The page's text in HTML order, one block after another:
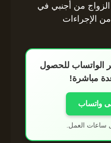
من أجنبي في
من الإجراءات
الواتساب للحصول
مباشرة!
واتساب
ساعات العمل.